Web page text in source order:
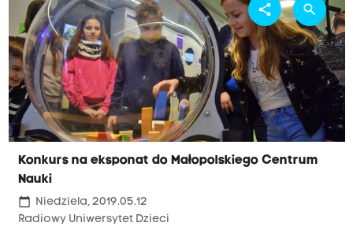
Konkurs na eksponat do Małopolskiego Centrum
Nauki
calendar_today Niedziela, 2019.05.12
Radiowy Uniwersytet Dzieci
share search